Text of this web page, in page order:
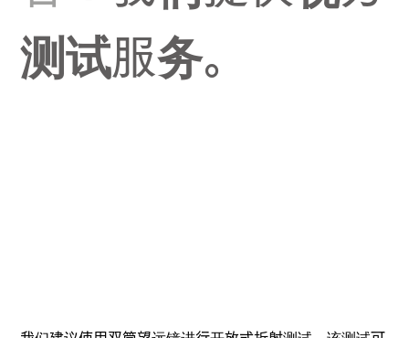
测试服务。